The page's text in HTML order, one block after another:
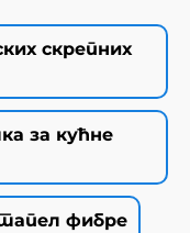
скрепних
за кућне
фибре